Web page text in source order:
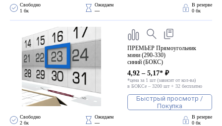
Свободно
1 бк
Ожидаем
—
В резерве
0 бк
ПРЕМЬЕР Прямоугольник
мини (290-330)
синий (БОКС)
4,92 – 5,17* ₽
*цена за 1 шт (зависит от кол-ва)
в БОКСе – 3200 шт + 32 бесплатно
Быстрый просмотр /
Покупка
Свободно
2 бк
Ожидаем
—
В резерве
0 бк